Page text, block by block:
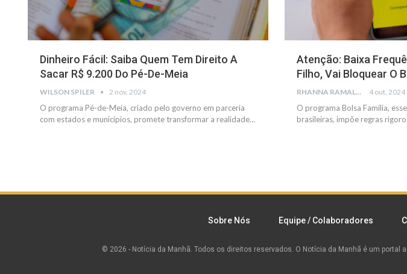
Dinheiro Fácil: Saiba Quem Tem Direito A
Sacar R$ 9.200 Do Pé-De-Meia
WILSON SPILER 2 nov, 2024
O programa Pé-de-Meia, criado pelo governo em parceria
com estados e municípios, promete transformar a realidade…
Atenção: Baixa
Filho, Vai Bloquear O
RHANNA RAMALHO 4 out, 2024
O programa Bolsa Família,
brasileiras, impõe regras
Sobre Nós Equipe / Colaboradores
© 2026 - Notícia da Manhã. Todos os direitos reservados. O Notícia da Manhã é um portal